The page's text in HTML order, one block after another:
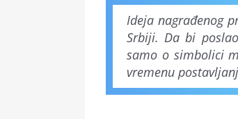
Ideja nagrađenog
Srbiji. Da bi
samo o simbolici
vremenu